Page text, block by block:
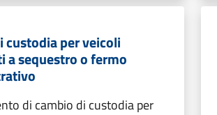
custodia per veicoli
a sequestro o fermo
di cambio di custodia per